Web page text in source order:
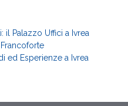
il Palazzo Uffici a Ivrea
ed Esperienze a Ivrea